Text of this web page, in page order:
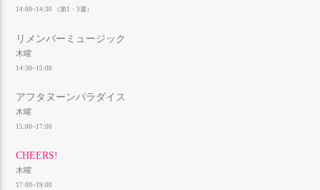
14:00~14:30 （第1・3週）
リメンバーミュージック
木曜
14:30~15:00
アフタヌーンパラダイス
木曜
15:00~17:00
CHEERS!
木曜
17:00~19:00